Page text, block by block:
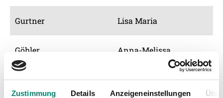
Zustimmung Details Anzeigeneinstellungen
Gurtner Lisa Maria
Göhler Anna-Melissa
Hochaspöck Lisa